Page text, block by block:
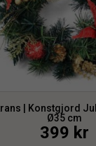
| Konstgjord
Ø35 cm
399 kr